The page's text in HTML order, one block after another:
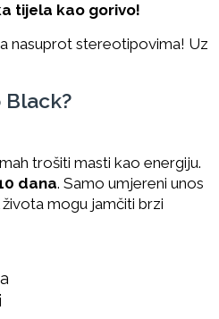
tijela kao gorivo!
nasuprot stereotipovima! Uz
Black?
trošiti masti kao energiju.
dana. Samo umjereni unos
mogu jamčiti brzi